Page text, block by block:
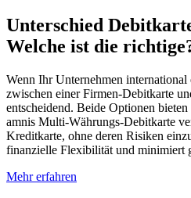
Unterschied
Welche ist die
Wenn Ihr Unternehmen
zwischen einer Firmen-Debitkarte
entscheidend. Beide Optionen
amnis Multi-Währungs-Debitkarte
Kreditkarte, ohne deren Risiken
finanzielle Flexibilität und minimiert
Mehr erfahren